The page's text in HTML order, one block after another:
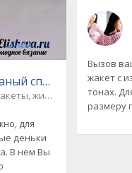
спицами и
жилеты / Кофты,
для
деньки
В нем Вы
Вызов
жакет с
тонах.
размеру